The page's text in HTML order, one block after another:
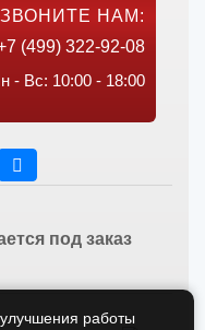
НАМ:
(499) 322-92-08
- Вс: 10:00 - 18:00
под заказ
работы